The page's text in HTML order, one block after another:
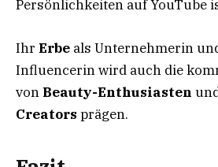
Persönlichkeiten auf YouTube
Ihr Erbe als Unternehmerin
Influencerin wird auch die
von Beauty-Enthusiasten
Creators prägen.